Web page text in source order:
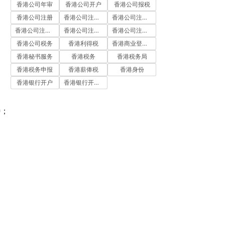
香港公司年审
香港公司开户
香港公司报税
香港公司注册
香港公司注册代办
香港公司注册处
香港公司注册流程
香港公司注册费用
香港公司注册资料
香港公司税务
香港利得税
香港商业登记证
香港秘书服务
香港税务
香港税务局
香港税务申报
香港薪俸税
香港身份
香港银行开户
香港银行开户流程